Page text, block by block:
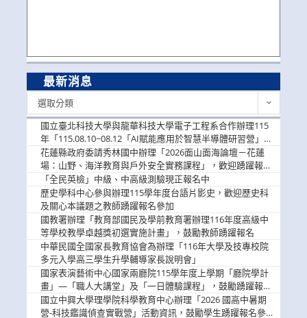
最新消息
選取分類
國立臺北科技大學與龍華科技大學電子工程系合作辦理115
年「115.08.10~08.12「AI賦能應用於智慧半導體研習營」，
歡迎學生踴躍報名參加
花蓮縣政府委請秀林國中辦理「2026面山面海論壇－花蓮
場：山野、海洋教育與戶外安全實務課程」，歡迎踴躍報名
參加
「全民英檢」中級、中高級測驗現正報名中
歷史學科中心參與辦理115學年度台語片影史，歡迎歷史科
及關心本議題之教師踴躍報名參加
國教署辦理「教育部國民及學前教育署辦理116年度高級中
等學校教學卓越獎初選實施計畫」，鼓勵教師踴躍報名
中華民國全國家長教育協會為辦理「116年大學及技專校院
多元入學高三學生升學輔導家長說明會」
國家表演藝術中心國家兩廳院115學年度上學期「廳院學計
畫」—「職人大講堂」及「一日體驗課程」，鼓勵踴躍報名
參與。
國立中興大學理學院科學教育中心辦理「2026 國高中暑期
營-科技鑑識偵查實戰營」活動資訊，鼓勵學生踴躍報名參